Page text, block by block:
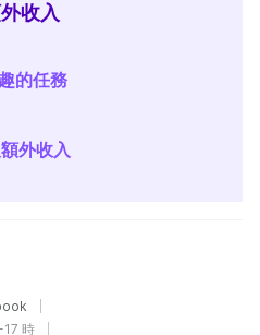
收入
的任務
外收入
時